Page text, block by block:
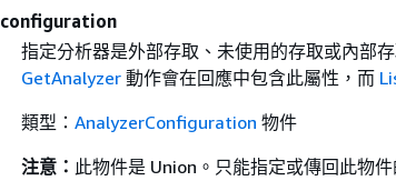
configuration
指定分析器是外部存取、未使用的存取或內部
GetAnalyzer動作會在回應中包含此屬性，而
類型： AnalyzerConfiguration 物件
注意： 此物件是 Union。只能指定或傳回此物件